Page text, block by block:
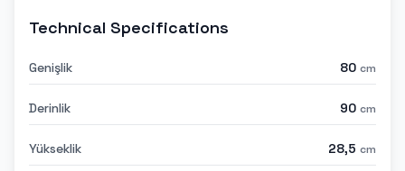
Technical Specifications
Genişlik 80 cm
Derinlik 90 cm
Yükseklik 28,5 cm